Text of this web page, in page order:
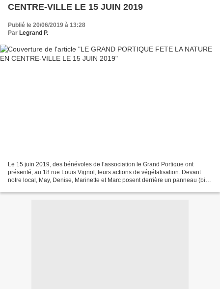
CENTRE-VILLE LE 15 JUIN 2019
Publié le 20/06/2019 à 13:28
Par Legrand P.
Le 15 juin 2019, des bénévoles de l’association le Grand Portique ont
présenté, au 18 rue Louis Vignol, leurs actions de végétalisation. Devant
notre local, May, Denise, Marinette et Marc posent derrière un panneau (bien